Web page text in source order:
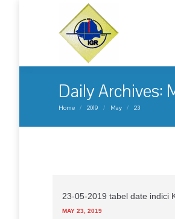
Daily Archives:
You are here:
Home 2019 May 23
23-05-2019 tabel date indici
MAY 23, 2019